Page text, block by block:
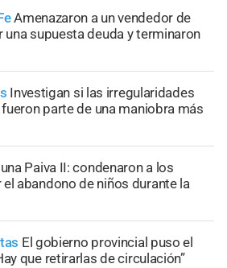
Amenazaron a un vendedor de
una supuesta deuda y terminaron
Investigan si las irregularidades
parte de una maniobra más
Paiva II: condenaron a los
abandono de niños durante la
El gobierno provincial puso el
que retirarlas de circulación”